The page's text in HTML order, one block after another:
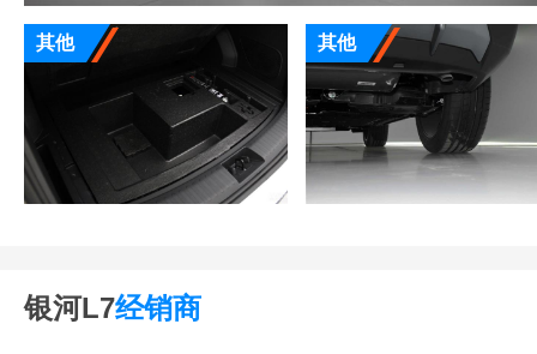
其他 其他
银河L7经销商